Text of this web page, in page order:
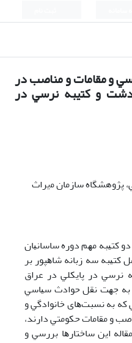
و ﻣﻘﺎﻣﺎت و ﻣﻨﺎﺻﺐ در
و ﻛﺘیبه ﻧﺮﺳﻲ در
ﭘﮋوهشگاه ﺳﺎزﻣﺎن ﻣیراث
ﻛﺘﻴﺒﻪ ﻣﻬﻢ دوره ﺳﺎﺳﺎﻧﻴﺎن
ﻛﺘﻴﺒﻪ ﺳﻪ زﺑﺎﻧﻪ ﺷﺎﻫﭙﻮر ﺑﺮ
ﻧﺮﺳﻲ در ﭘﺎﻳﻜﻠﻲ در ﻋﺮاق
ﺑﻪ ﺟﻬﺖ ﻧﻘﻞ ﺣﻮادث ﺳﻴﺎﺳﻲ
ﺑﻪ ﻧﺴﺒﺖﻫﺎی ﺧﺎﻧﻮادﮔﻲ و
و ﻣﻘﺎﻣﺎت ﺣﻜﻮﻣﺘﻲ دارﻧﺪ،
اﻳﻦ ﺳﺎﺧﺘﺎرﻫﺎ ﺑﺮرﺳﻲ و